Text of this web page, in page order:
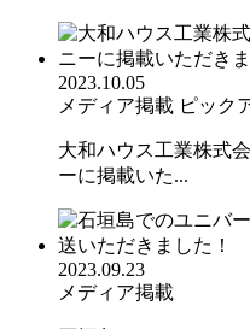
2023.10.05
メディア掲載 ピック
大和ハウス工業株式
ーに掲載いた...
2023.09.23
メディア掲載